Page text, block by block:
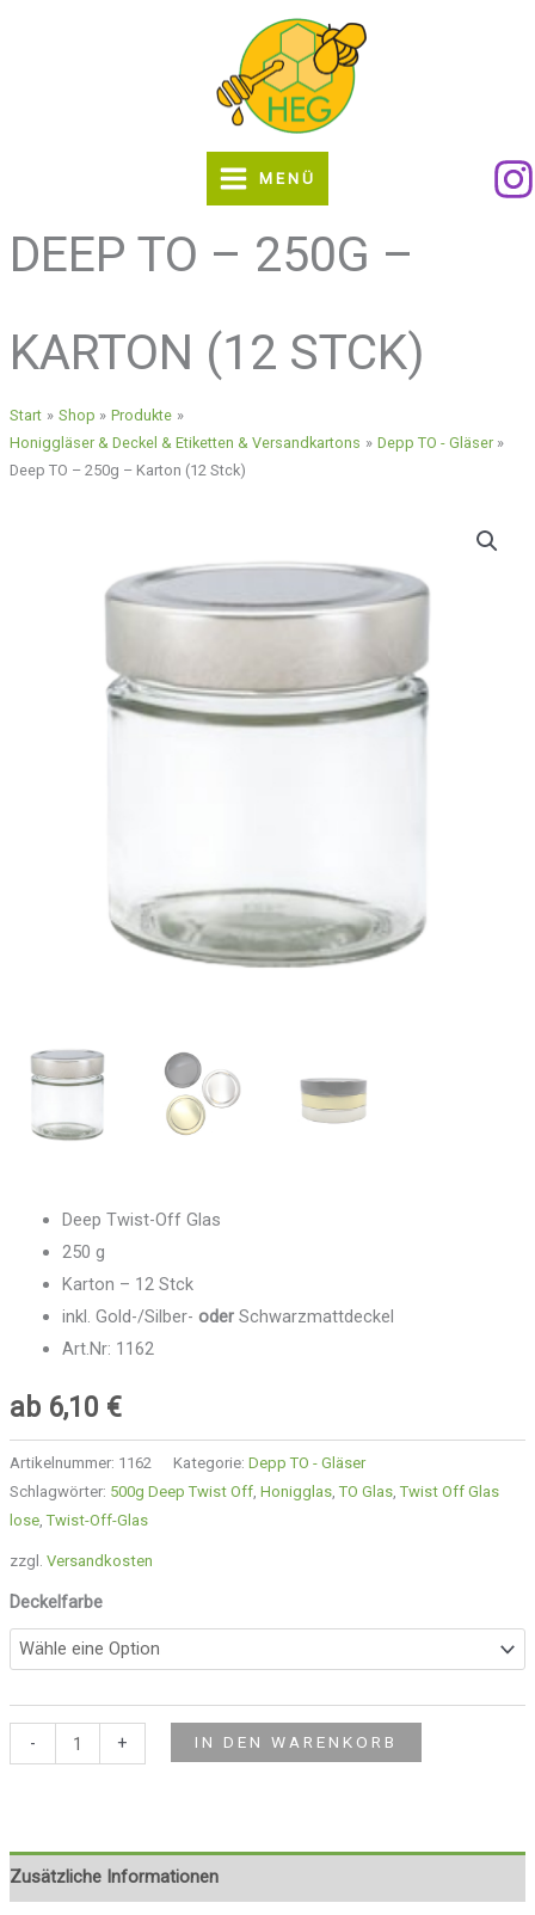
MENÜ
DEEP TO – 250G –
KARTON (12 STCK)
Start Shop
Produkte
Honiggläser & Deckel & Etiketten & Versandkartons
Depp TO - Gläser
Deep TO – 250g – Karton (12 Stck)
Deep Twist-Off Glas
250 g
Karton – 12 Stck
inkl. Gold-/Silber- oderSchwarzmattdeckel
Art.Nr: 1162
ab 6,10 €
Artikelnummer: 1162 Kategorie: Depp TO - Gläser
Schlagwörter: 500g Deep Twist Off, Honigglas,TO Glas,Twist Off Glas
lose,Twist-Off-Glas
zzgl. Versandkosten
Deckelfarbe
- + IN DEN WARENKORB
Zusätzliche Informationen